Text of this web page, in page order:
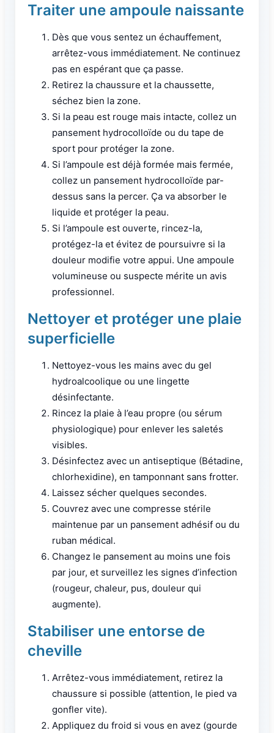
Traiter une ampoule naissante
Dès que vous sentez un échauffement,
arrêtez-vous immédiatement. Ne continuez
pas en espérant que ça passe.
Retirez la chaussure et la chaussette,
séchez bien la zone.
Si la peau est rouge mais intacte, collez un
pansement hydrocolloïde ou du tape de
sport pour protéger la zone.
Si l’ampoule est déjà formée mais fermée,
collez un pansement hydrocolloïde par-
dessus sans la percer. Ça va absorber le
liquide et protéger la peau.
Si l’ampoule est ouverte, rincez-la,
protégez-la et évitez de poursuivre si la
douleur modifie votre appui. Une ampoule
volumineuse ou suspecte mérite un avis
professionnel.
Nettoyer et protéger une plaie
superficielle
Nettoyez-vous les mains avec du gel
hydroalcoolique ou une lingette
désinfectante.
Rincez la plaie à l’eau propre (ou sérum
physiologique) pour enlever les saletés
visibles.
Désinfectez avec un antiseptique (Bétadine,
chlorhexidine), en tamponnant sans frotter.
Laissez sécher quelques secondes.
Couvrez avec une compresse stérile
maintenue par un pansement adhésif ou du
ruban médical.
Changez le pansement au moins une fois
par jour, et surveillez les signes d’infection
(rougeur, chaleur, pus, douleur qui
augmente).
Stabiliser une entorse de
cheville
Arrêtez-vous immédiatement, retirez la
chaussure si possible (attention, le pied va
gonfler vite).
Appliquez du froid si vous en avez (gourde